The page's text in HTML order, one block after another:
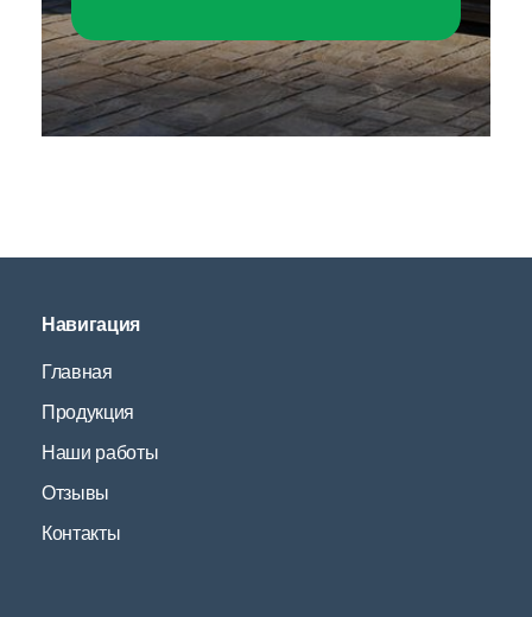
Навигация
Главная
Продукция
Наши работы
Отзывы
Контакты